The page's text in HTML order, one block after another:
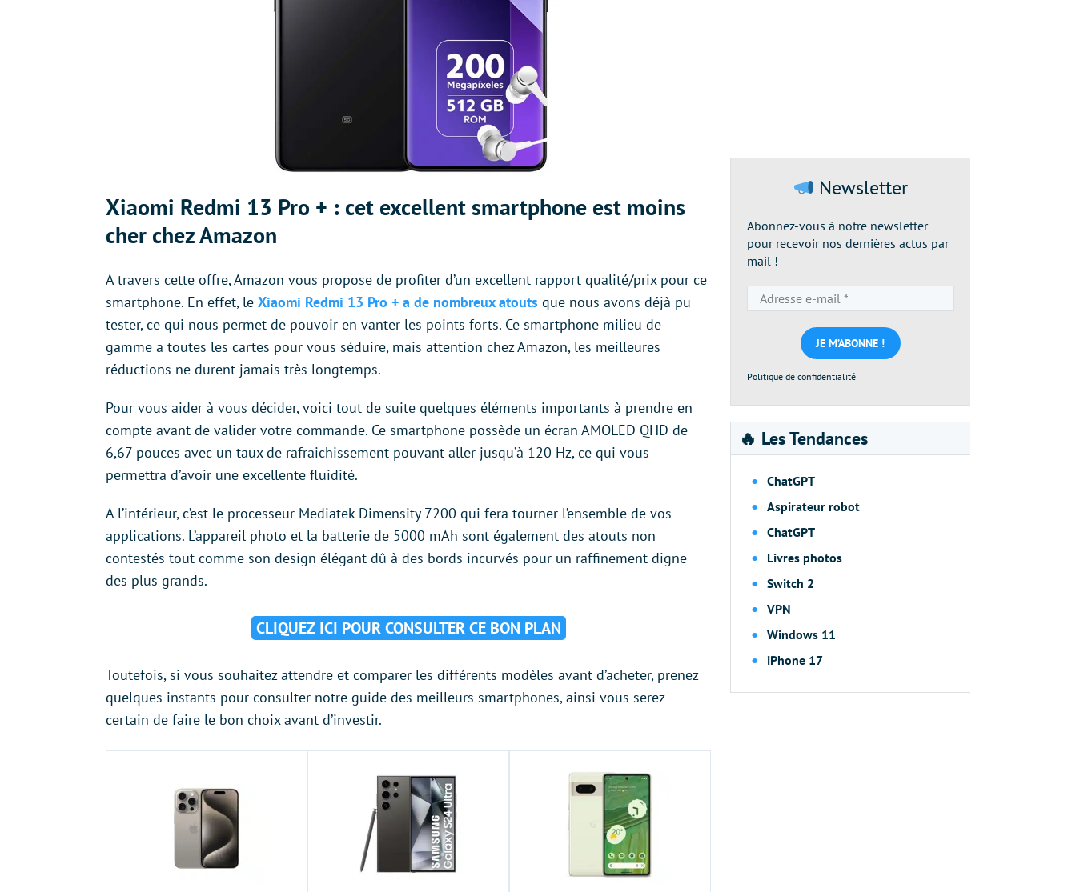
Xiaomi Redmi 13 Pro + : cet excellent smartphone est moins
cher chez Amazon
A travers cette offre, Amazon vous propose de profiter d’un excellent rapport qualité/prix pour ce
smartphone. En effet, le Xiaomi Redmi 13 Pro + a de nombreux atouts que nous avons déjà pu
tester, ce qui nous permet de pouvoir en vanter les points forts. Ce smartphone milieu de
gamme a toutes les cartes pour vous séduire, mais attention chez Amazon, les meilleures
réductions ne durent jamais très longtemps.
Pour vous aider à vous décider, voici tout de suite quelques éléments importants à prendre en
compte avant de valider votre commande. Ce smartphone possède un écran AMOLED QHD de
6,67 pouces avec un taux de rafraichissement pouvant aller jusqu’à 120 Hz, ce qui vous
permettra d’avoir une excellente fluidité.
A l’intérieur, c’est le processeur Mediatek Dimensity 7200 qui fera tourner l’ensemble de vos
applications. L’appareil photo et la batterie de 5000 mAh sont également des atouts non
contestés tout comme son design élégant dû à des bords incurvés pour un raffinement digne
des plus grands.
CLIQUEZ ICI POUR CONSULTER CE BON PLAN
Toutefois, si vous souhaitez attendre et comparer les différents modèles avant d’acheter, prenez
quelques instants pour consulter notre guide des meilleurs smartphones, ainsi vous serez
certain de faire le bon choix avant d’investir.
Newsletter
Abonnez-vous à notre newsletter
pour recevoir nos dernières actus par
mail !
e-
mail
*
Politique de confidentialité
🔥 Les Tendances
ChatGPT
Aspirateur robot
ChatGPT
Livres photos
Switch 2
VPN
Windows 11
iPhone 17